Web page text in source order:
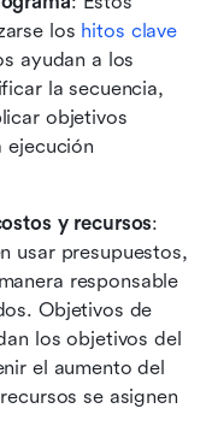
los hitos clave
ayudan a los
la secuencia,
objetivos
ejecución
y recursos:
usar presupuestos,
responsable
Objetivos de
los objetivos del
el aumento del
se asignen